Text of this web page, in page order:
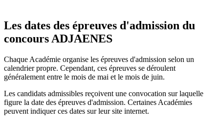
Les dates des épreuves d'admission du
concours ADJAENES
Chaque Académie organise les épreuves d'admission selon un
calendrier propre. Cependant, ces épreuves se déroulent
généralement entre le mois de mai et le mois de juin.
Les candidats admissibles reçoivent une convocation sur laquelle
figure la date des épreuves d'admission. Certaines Académies
peuvent indiquer ces dates sur leur site internet.